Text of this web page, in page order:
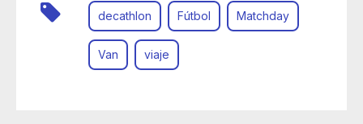
decathlon Fútbol Matchday
Van viaje